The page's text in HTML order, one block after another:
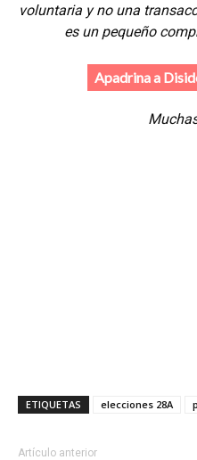
voluntaria y no una
es un pequeño
Apadrina a
ETIQUETAS elecciones 28A
Artículo anterior